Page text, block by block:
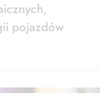
pojazdów